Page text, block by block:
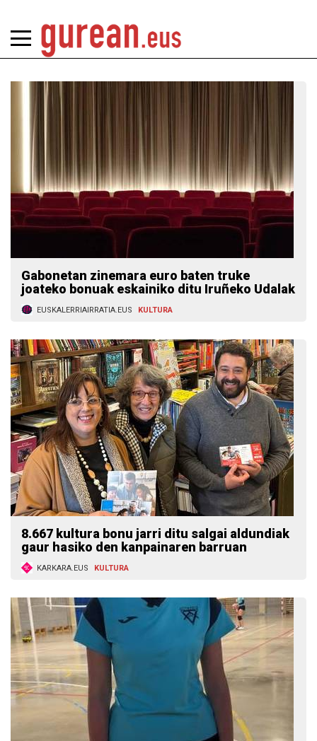
Gabonetan zinemara euro baten truke
joateko bonuak eskainiko ditu Iruñeko Udalak
EUSKALERRIAIRRATIA.EUS KULTURA
8.667 kultura bonu jarri ditu salgai aldundiak
gaur hasiko den kanpainaren barruan
KARKARA.EUS KULTURA